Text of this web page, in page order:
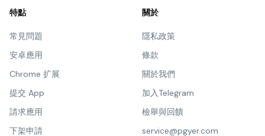
特點
常見問題
安卓應用
Chrome 扩展
提交 App
請求應用
下架申請
關於
隱私政策
條款
關於我們
加入Telegram
檢舉與回饋
service@pgyer.com